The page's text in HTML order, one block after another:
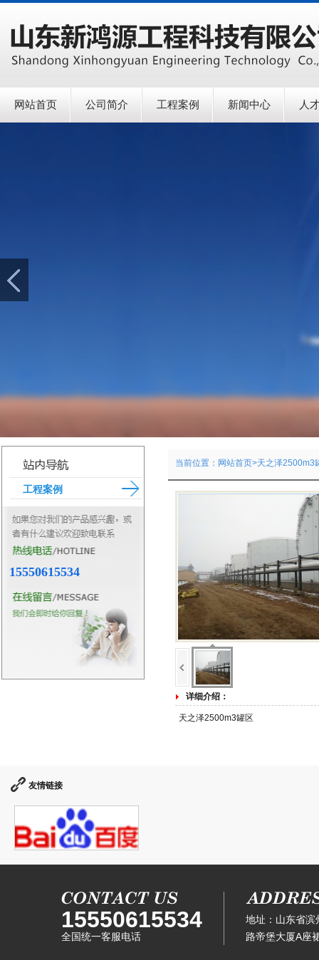
网站首页 公司简介 工程案例 新闻中心 人
工程案例
15550615534
当前位置： 网站首页>天之泽2500m3
会员价格： ￥ 0.0
详细介绍：
天之泽2500m3罐区
友情链接
15550615534
全国统一客服电话
地址：山东省滨
路帝堡大厦A座